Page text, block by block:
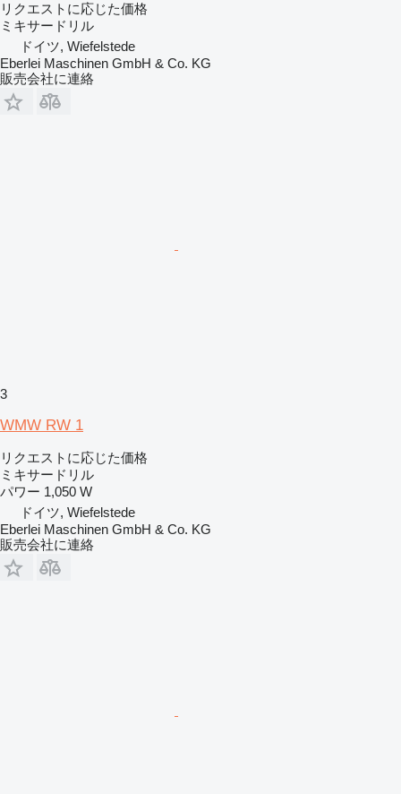
リクエストに応じた価格
ミキサードリル
ドイツ, Wiefelstede
Eberlei Maschinen GmbH & Co. KG
販売会社に連絡
3
WMW RW 1
リクエストに応じた価格
ミキサードリル
パワー 1,050 W
ドイツ, Wiefelstede
Eberlei Maschinen GmbH & Co. KG
販売会社に連絡